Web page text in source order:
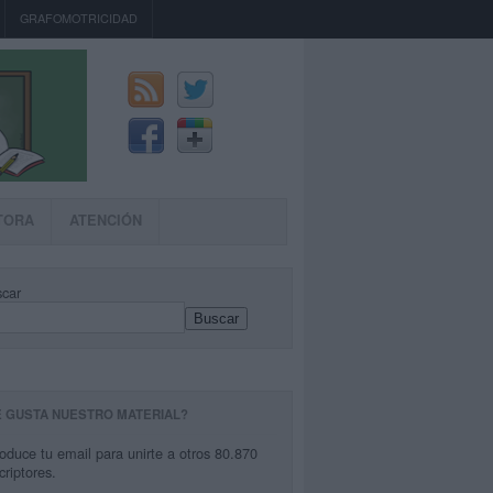
GRAFOMOTRICIDAD
ATENCIÓN
Buscar
GUSTA NUESTRO MATERIAL?
tu email para unirte a otros 80.870